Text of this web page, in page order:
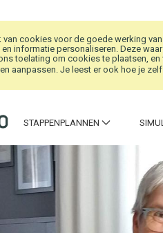
cookies voor de goede werking
informatie personaliseren. Deze
toelating om cookies te plaatsen,
aanpassen. Je leest er ook hoe je
STAPPENPLANNEN